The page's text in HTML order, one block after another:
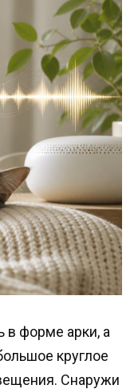
форме арки, а
круглое
Снаружи